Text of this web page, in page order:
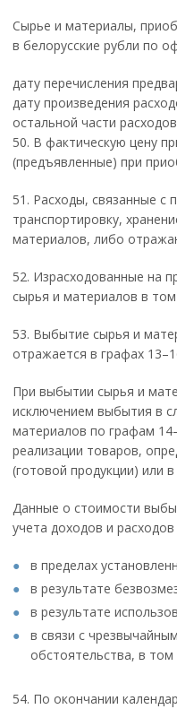
Сырье и материалы,
в белорусские рубли по
дату перечисления
дату произведения
остальной части
50. В фактическую цену
(предъявленные) при
51. Расходы, связанные
транспортировку,
материалов, либо
52. Израсходованные на
сырья и материалов в
53. Выбытие сырья и
отражается в графах
При выбытии сырья и
исключением выбытия в
материалов по графам
реализации товаров,
(готовой продукции) или
Данные о стоимости
учета доходов и
в пределах
в результате
в результате
в связи с
обстоятельства, в
54. По окончании